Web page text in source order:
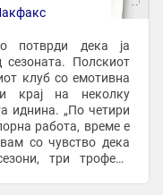
потврди дека ја
Полскиот
клуб со емотивна
крај на неколку
„По четири
работа, време е
со чувство дека
три трофеи“,